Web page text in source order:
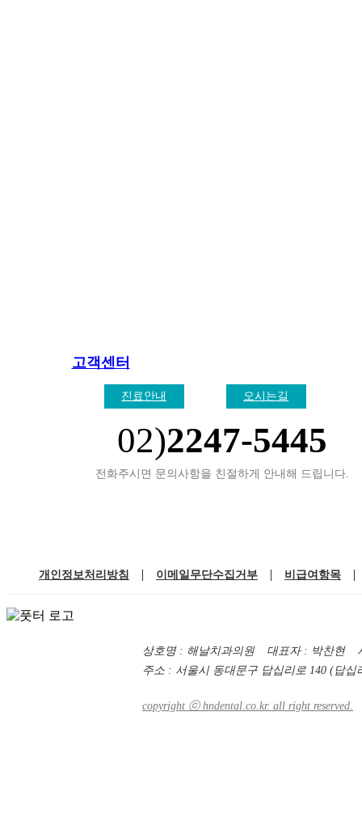
고객센터
진료안내 오시는길
02)2247-5445
전화주시면 문의사항을 친절하게 안내해 드립니다.
개인정보처리방침 | 이메일무단수집거부 | 비급여항목 |
상호명 : 해날치과의원 대표자 : 박찬현
주소 : 서울시 동대문구 답십리로 140 (답
copyright ⓒ hndental.co.kr. all right reserved.